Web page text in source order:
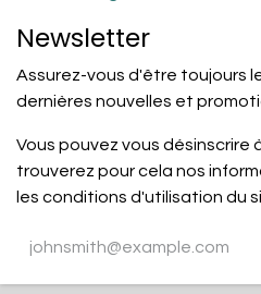
Newsletter
Assurez-vous d'être toujours
dernières nouvelles et
Vous pouvez vous désinscrire
trouverez pour cela nos
les conditions d'utilisation du